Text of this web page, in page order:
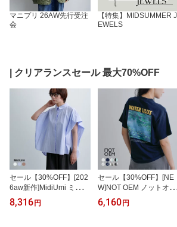
マニプリ 26AW先行受注
会
【特集】MIDSUMMER J
EWELS
| クリアランスセール 最大70%OFF
セール【30%OFF】[202
6aw新作]MidiUmi ミディ
ウミ コットン フレンチ
スリーブ ワイド シャツ 2
8,316円
セール【30%OFF】[NE
W]NOT OEM ノットオー
イーエム コットン アー
ト プリント Tシャツ not-
6,160円